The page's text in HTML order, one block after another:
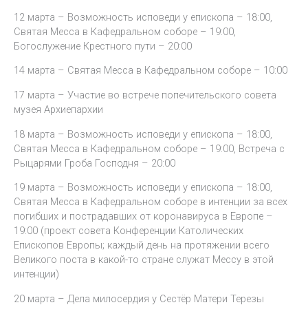
12 марта – Возможность исповеди у епископа – 18:00,
Святая Месса в Кафедральном соборе – 19:00,
Богослужение Крестного пути – 20:00
14 марта – Святая Месса в Кафедральном соборе – 10:00
17 марта – Участие во встрече попечительского совета
музея Архиепархии
18 марта – Возможность исповеди у епископа – 18:00,
Святая Месса в Кафедральном соборе – 19:00, Встреча с
Рыцарями Гроба Господня – 20:00
19 марта – Возможность исповеди у епископа – 18:00,
Святая Месса в Кафедральном соборе в интенции за всех
погибших и пострадавших от коронавируса в Европе –
19:00 (проект совета Конференции Католических
Епископов Европы; каждый день на протяжении всего
Великого поста в какой-то стране служат Мессу в этой
интенции)
20 марта – Дела милосердия у Сестёр Матери Терезы